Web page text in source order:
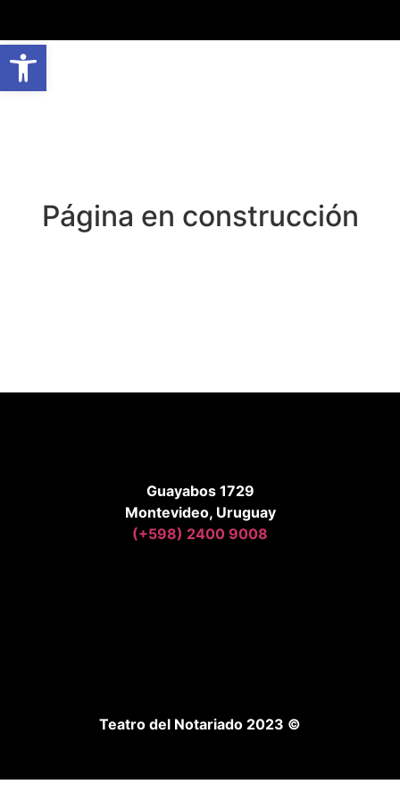
Página en construcción
Guayabos 1729
Montevideo, Uruguay
(+598) 2400 9008
Teatro del Notariado 2023 ©
Abrir barra de herramientas